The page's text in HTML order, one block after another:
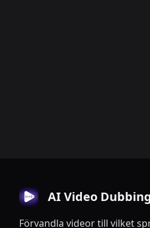
AI Video
Förvandla videor till vilket